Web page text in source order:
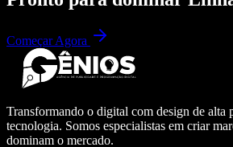
Começar Agora
Transformando o digital com design de alta
tecnologia. Somos especialistas em criar
dominam o mercado.